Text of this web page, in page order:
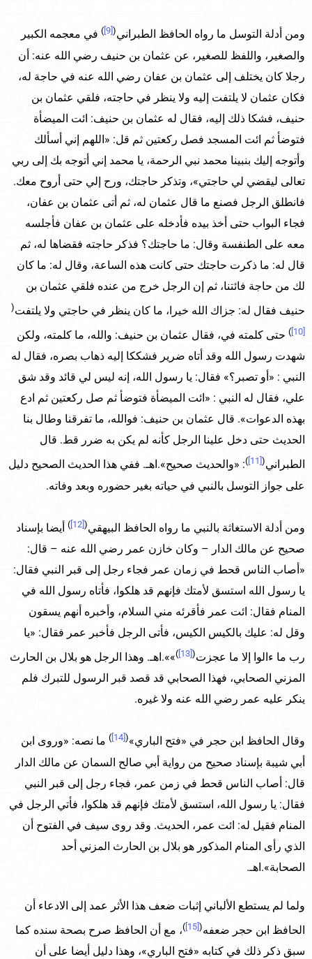
ومن أدلة التوسل ما رواه الحافظ الطبراني(
) في معجمه الكبير
والصغير، واللفظ للصغير، عن عثمان بن حنيف رضي الله عنه: أن
رجلا كان يختلف إلى عثمان بن عفان رضي الله عنه في حاجة له،
فكان عثمان لا يلتفت إليه ولا ينظر في حاجته، فلقي عثمان بن
حنيف، فشكا ذلك إليه، فقال له عثمان بن حنيف: ائت الميضأة
فتوضأ ثم ائت المسجد فصل ركعتين ثم قل: «اللهم إني أسألك
وأتوجه إليك بنبينا محمد نبي الرحمة، يا محمد إني أتوجه بك إلى ربي
تعالى ليقضي لي حاجتي»، وتذكر حاجتك، ورح إلي حتى أروح معك.
فانطلق الرجل فصنع ما قال عثمان له، ثم أتى عثمان بن عفان،
فجاء البواب حتى أخذ بيده فأدخله على عثمان بن عفان فأجلسه
معه على الطنفسة وقال: ما حاجتك؟ فذكر حاجته فقضاها له، ثم
قال له: ما ذكرت حاجتك حتى كانت هذه الساعة، وقال له: ما كان
لك من حاجة فائتنا، ثم إن الرجل خرج من عنده فلقي عثمان بن
حنيف فقال له: جزاك الله خيرا، ما كان ينظر في حاجتي ولا يلتفت(
) حتى كلمته في، فقال عثمان بن حنيف: والله، ما كلمته، ولكن
شهدت رسول الله وقد أتاه ضرير فشككا إليه ذهاب بصره، فقال له
النبي : «أو تصبر؟» فقال: يا رسول الله، إنه ليس لي قائد وقد شق
علي، فقال له النبي : «ائت الميضأة فتوضأ ثم صل ركعتين ثم ادع
بهذه الدعوات». قال عثمان بن حنيف: فوالله، ما تفرقنا وطال بنا
الحديث حتى دخل علينا الرجل كأنه لم يكن به ضرر قط. قال
الطبراني(
): «والحديث صحيح».اهـ. ففي هذا الحديث الصحيح دليل
على جواز التوسل بالنبي في حياته بغير حضوره وبعد وفاته.
ومن أدلة الاستغاثة بالنبي ما رواه الحافظ البيهقي(
[12]
) أيضا بإسناد
صحيح عن مالك الدار – وكان خازن عمر رضي الله عنه – قال:
«أصاب الناس قحط في زمان عمر فجاء رجل إلى قبر النبي فقال:
يا رسول الله استسق لأمتك فإنهم قد هلكوا، فأتاه رسول الله في
المنام فقال: ائت عمر فأقرئه مني السلام، وأخبره أنهم يسقون
وقل له: عليك بالكيس الكيس، فأتى الرجل فأخبر عمر فقال: «يا
رب ما ءالوا إلا ما عجزت(
)»».اهـ. وهذا الرجل هو بلال بن الحارث
المزني الصحابي، فهذا الصحابي قد قصد قبر الرسول للتبرك فلم
ينكر عليه عمر رضي الله عنه ولا غيره.
وقال الحافظ ابن حجر في «فتح الباري»(
) ما نصه: «وروى ابن
أبي شيبة بإسناد صحيح من رواية أبي صالح السمان عن مالك الدار
قال: أصاب الناس قحط في زمن عمر، فجاء رجل إلى قبر النبي
فقال: يا رسول الله، استسق لأمتك فإنهم قد هلكوا، فأتي الرجل في
المنام فقيل له: ائت عمر، الحديث. وقد روى سيف في الفتوح أن
الذي رأى المنام المذكور هو بلال بن الحارث المزني أحد
الصحابة».اهـ.
ولما لم يستطع الألباني إثبات ضعف هذا الأثر عمد إلى الادعاء أن
الحافظ ابن حجر ضعفه(
[15]
)، مع أن الحافظ صرح بصحة سنده كما
سبق ذكر ذلك في كتابه «فتح الباري»، وهذا دليل أيضا على أن